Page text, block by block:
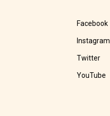
Facebook
Instagram
Twitter
YouTube